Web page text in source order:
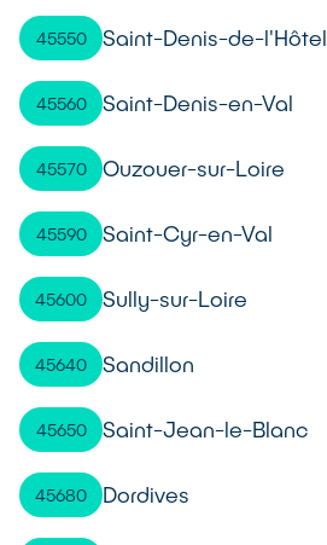
45550 Saint-Denis-de-l'Hôtel
45560 Saint-Denis-en-Val
45570 Ouzouer-sur-Loire
45590 Saint-Cyr-en-Val
45600 Sully-sur-Loire
45640 Sandillon
45650 Saint-Jean-le-Blanc
45680 Dordives